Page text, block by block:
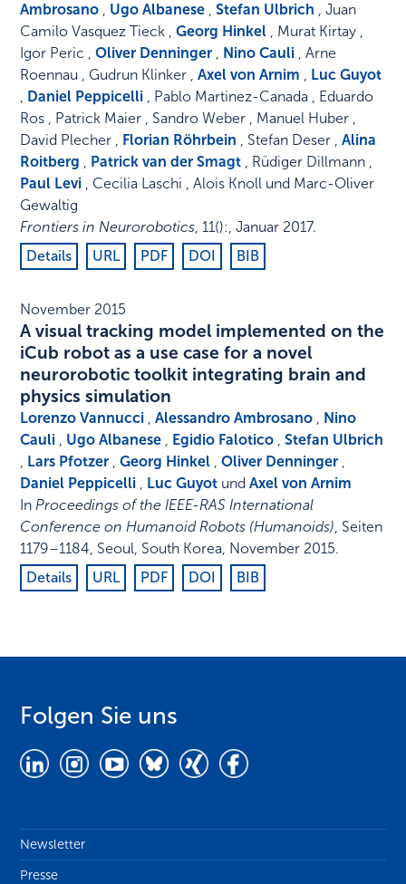
Ambrosano , Ugo Albanese ,Stefan Ulbrich , Juan
Camilo Vasquez Tieck ,Georg Hinkel , Murat Kirtay ,
Igor Peric ,Oliver Denninger , Nino Cauli , Arne
Roennau , Gudrun Klinker ,Axel von Arnim , Luc Guyot
, Daniel Peppicelli , Pablo Martinez-Canada , Eduardo
Ros , Patrick Maier , Sandro Weber , Manuel Huber ,
David Plecher , Florian Röhrbein , Stefan Deser ,Alina
Roitberg , Patrick van der Smagt , Rüdiger Dillmann ,
Paul Levi , Cecilia Laschi , Alois Knoll und Marc-Oliver
Gewaltig
Frontiers in Neurorobotics,11():,Januar 2017.
Details
URL PDF DOI BIB
November 2015
A visual tracking model implemented on the
iCub robot as a use case for a novel
neurorobotic toolkit integrating brain and
physics simulation
Lorenzo Vannucci ,Alessandro Ambrosano , Nino
Cauli , Ugo Albanese , Egidio Falotico ,Stefan Ulbrich
, Lars Pfotzer ,Georg Hinkel ,Oliver Denninger ,
Daniel Peppicelli , Luc Guyot undAxel von Arnim
InProceedings of the IEEE-RAS International
Conference on Humanoid Robots (Humanoids), Seiten
1179–1184, Seoul, South Korea, November 2015.
Details
URL PDF DOI BIB
Folgen Sie uns
Newsletter
Presse